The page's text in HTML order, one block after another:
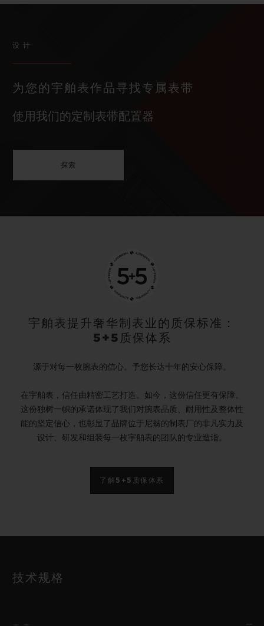
设计
为您的宇舶表作品寻找专属表带
使用我们的定制表带配置器
探索
宇舶表提升奢华制表业的质保标准：
5+5质保体系
源于对每一枚腕表的信心。予您长达十年的安心保障。
在宇舶表，信任由精密工艺打造。如今，这份信任更有保障。
这份独树一帜的承诺体现了我们对腕表品质、耐用性及整体性
能的坚定信心，也彰显了品牌位于尼翁的制表厂的非凡实力及
设计、研发和组装每一枚宇舶表的团队的专业造诣。
了解5+5质保体系
技术规格